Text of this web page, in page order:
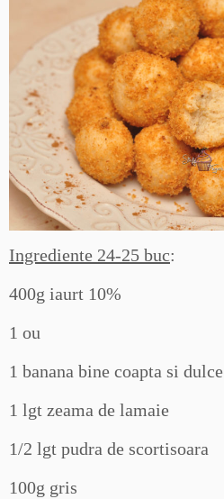
Ingrediente 24-25 buc:
400g iaurt 10%
1 ou
1 banana bine coapta si dulce
1 lgt zeama de lamaie
1/2 lgt pudra de scortisoara
100g gris